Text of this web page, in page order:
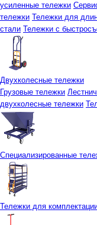
усиленные тележки
тележки Тележки для
стали Тележки с
Двухколесные тележки
Грузовые тележки
двухколесные тележки
Специализированные
Тележки для